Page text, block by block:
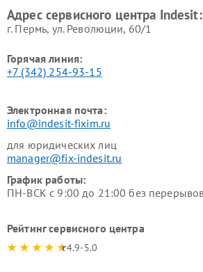
Адрес сервисного центра Indesit:
г. Пермь, ул. ​Революции, 60/1
Горячая линия:
+7 (342) 254-93-15
Электронная почта:
info@indesit-fixim.ru
для юридических лиц
manager@fix-indesit.ru
График работы:
ПН-ВСК с 9:00 до 21:00 без
Рейтинг сервисного центра
4.9-5.0